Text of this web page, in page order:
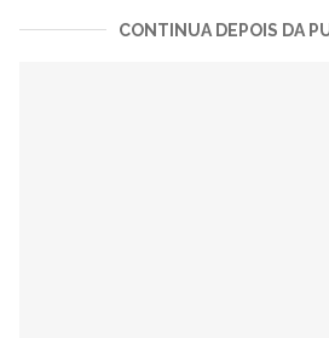
CONTINUA DEPOIS DA